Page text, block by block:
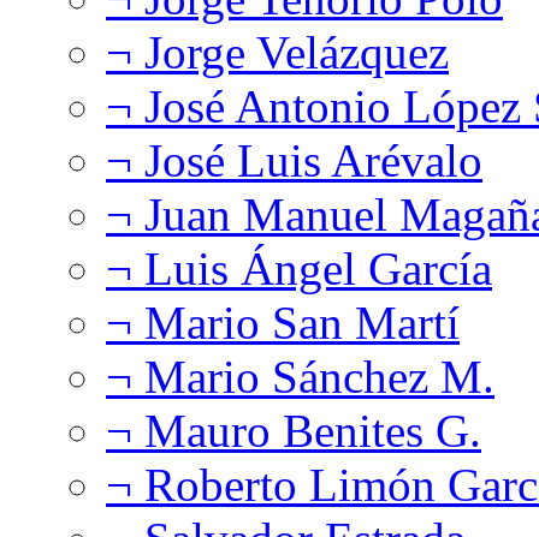
¬ Jorge Velázquez
¬ José Antonio López
¬ José Luis Arévalo
¬ Juan Manuel
¬ Luis Ángel García
¬ Mario San Martí
¬ Mario Sánchez M.
¬ Mauro Benites G.
¬ Roberto Limón